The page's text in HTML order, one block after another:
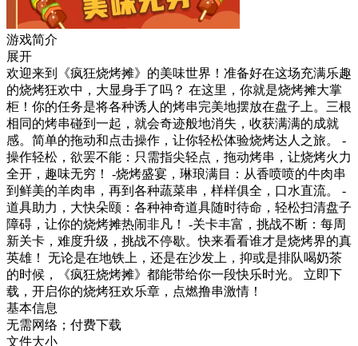
游戏简介
展开
欢迎来到《疯狂烧烤摊》的美味世界！准备好在这场充满乐趣
的烧烤狂欢中，大显身手了吗？ 在这里，你就是烧烤摊大掌
柜！你的任务是将各种诱人的烤串完美地摆放在盘子上。三根
相同的烤串碰到一起，就会奇迹般地消失，收获满满的成就
感。简单的拖动和点击操作，让你轻松体验烧烤达人之旅。 -
操作轻松，欲罢不能：只需指尖轻点，拖动烤串，让烧烤火力
全开，趣味无穷！ -烧烤盛宴，琳琅满目：从香喷喷的牛肉串
到鲜美的羊肉串，再到各种蔬菜串，样样俱全，口水直流。 -
道具助力，大快朵颐：各种神奇道具随时待命，轻松扫清盘子
障碍，让你的烧烤摊热闹非凡！ -关卡丰富，挑战不断：每周
新关卡，难度升级，挑战不停歇。快来看看谁才是烧烤界的真
英雄！ 无论是在地铁上，还是在沙发上，抑或是排队喝奶茶
的时候，《疯狂烧烤摊》都能带给你一段快乐时光。 立即下
载，开启你的烧烤狂欢乐章，点燃撸串激情！
基本信息
无需网络；付费下载
文件大小